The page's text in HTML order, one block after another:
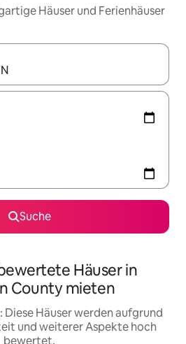
Häuser und Ferienhäuser
sind, navigiere mit den
Suche
Häuser in
County mieten
Diese Häuser werden aufgrund
und weiterer Aspekte hoch
bewertet.